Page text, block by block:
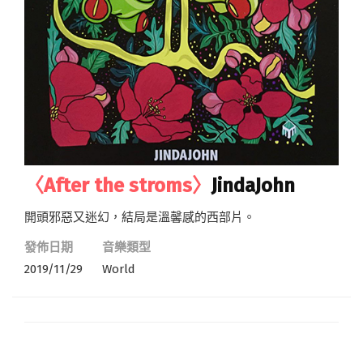
〈After the stroms〉 JindaJohn
開頭邪惡又迷幻，結局是溫馨感的西部片。
發佈日期
2019/11/29
音樂類型
World